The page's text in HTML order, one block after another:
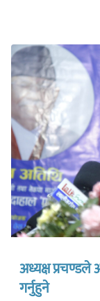
अध्यक्ष
गर्नुहुने